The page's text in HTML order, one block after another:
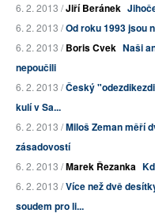
6. 2. 2013 /Jiří Beránek
6. 2. 2013 /Od roku 1993 jsou
6. 2. 2013 /Boris Cvek Naši
nepoučili
6. 2. 2013 /Český
kulí v Sa...
6. 2. 2013 /Miloš Zeman měří
zásadovostí
6. 2. 2013 /Marek Řezanka
6. 2. 2013 /Více než dvě
soudem pro li...